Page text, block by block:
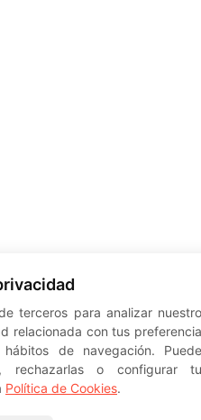
terceros para analizar
relacionada con tus
de navegación.
rechazarlas o configurar
Política de Cookies.